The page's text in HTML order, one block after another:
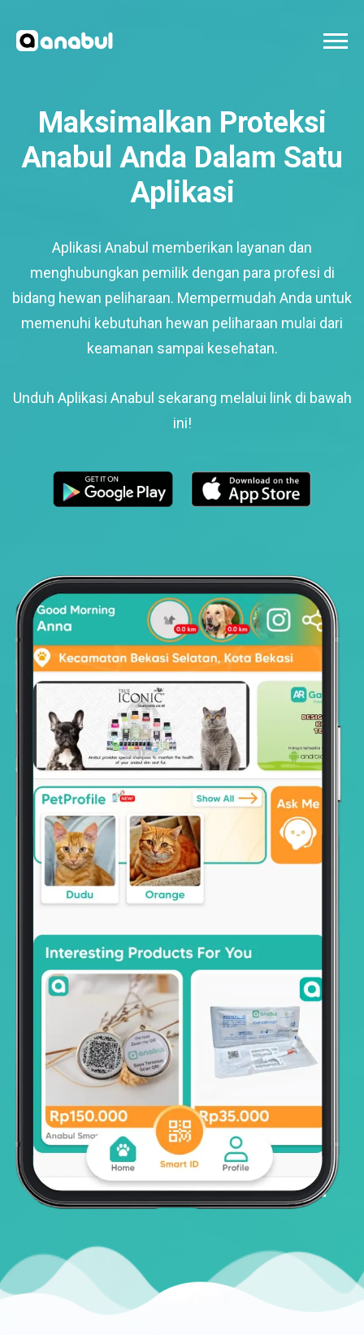
Maksimalkan Proteksi
Anabul Anda Dalam Satu
Aplikasi
Aplikasi Anabul memberikan layanan dan
menghubungkan pemilik dengan para profesi di
bidang hewan peliharaan. Mempermudah Anda untuk
memenuhi kebutuhan hewan peliharaan mulai dari
keamanan sampai kesehatan.
Unduh Aplikasi Anabul sekarang melalui link di bawah
ini!